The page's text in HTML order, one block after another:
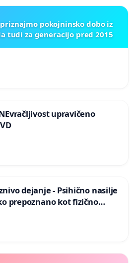
pokojninsko dobo iz
tudi za generacijo pred 2015
upravičeno
dejanje - Psihično nasilje
prepoznano kot fizično